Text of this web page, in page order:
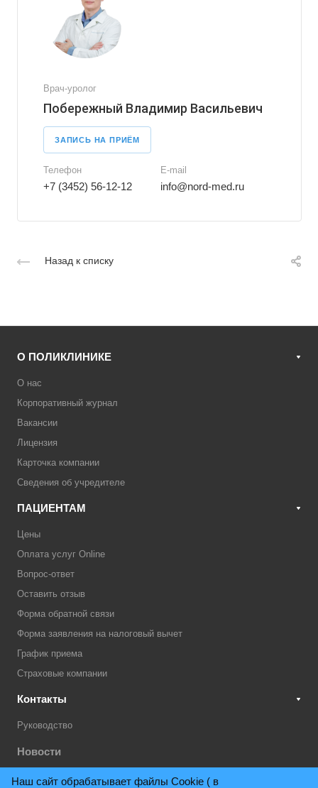
Врач-уролог
Побережный Владимир Васильевич
ЗАПИСЬ НА ПРИЁМ
Телефон
+7 (3452) 56-12-12
E-mail
info@nord-med.ru
Назад к списку
О ПОЛИКЛИНИКЕ
О нас
Корпоративный журнал
Вакансии
Лицензия
Карточка компании
Сведения об учредителе
ПАЦИЕНТАМ
Цены
Оплата услуг Online
Вопрос-ответ
Оставить отзыв
Форма обратной связи
Форма заявления на налоговый вычет
График приема
Страховые компании
Контакты
Руководство
Новости
Наш сайт обрабатывает файлы Cookie ( в